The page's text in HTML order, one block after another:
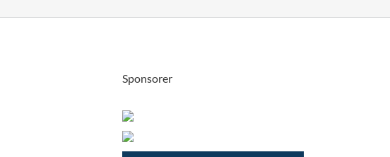
Sponsorer